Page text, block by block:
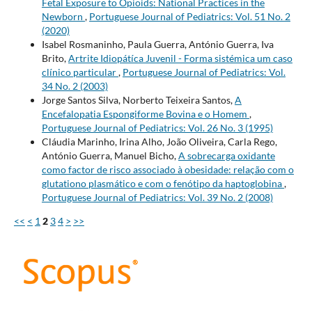
Fetal Exposure to Opioids: National Practices in the
Newborn , Portuguese Journal of Pediatrics: Vol. 51 No. 2
(2020)
Isabel Rosmaninho, Paula Guerra, António Guerra, Iva
Brito,Artrite Idiopátíca Juvenil - Forma sistémica um caso
clínico particular, Portuguese Journal of Pediatrics: Vol.
34 No. 2 (2003)
Jorge Santos Silva, Norberto Teixeira Santos,A
Encefalopatia Espongiforme Bovina e o Homem ,
Portuguese Journal of Pediatrics: Vol. 26 No. 3 (1995)
Cláudia Marinho, Irina Alho, João Oliveira, Carla Rego,
António Guerra, Manuel Bicho,A sobrecarga oxidante
como factor de risco associado à obesidade: relação com o
glutationo plasmático e com o fenótipo da haptoglobina,
Portuguese Journal of Pediatrics: Vol. 39 No. 2 (2008)
<< < 1 2 34 > >>